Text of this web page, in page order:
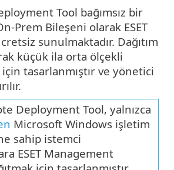
Tool bağımsız bir
Prem Bileşeni olarak ESET
sunulmaktadır. Dağıtım
küçük ila orta ölçekli
için tasarlanmıştır ve yönetici
Deployment Tool, yalnızca
Microsoft Windows işletim
sahip istemci
ESET Management